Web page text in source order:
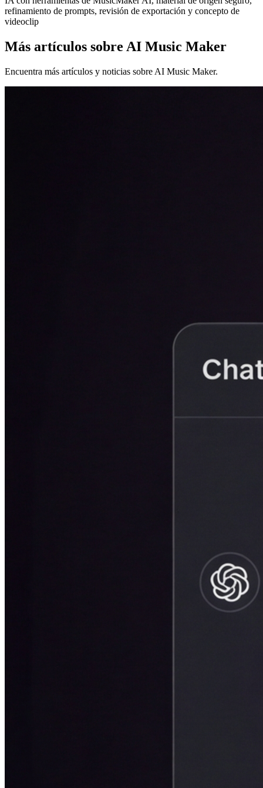
Más artículos sobre AI Music Maker
Encuentra más artículos y noticias sobre AI Music Maker.